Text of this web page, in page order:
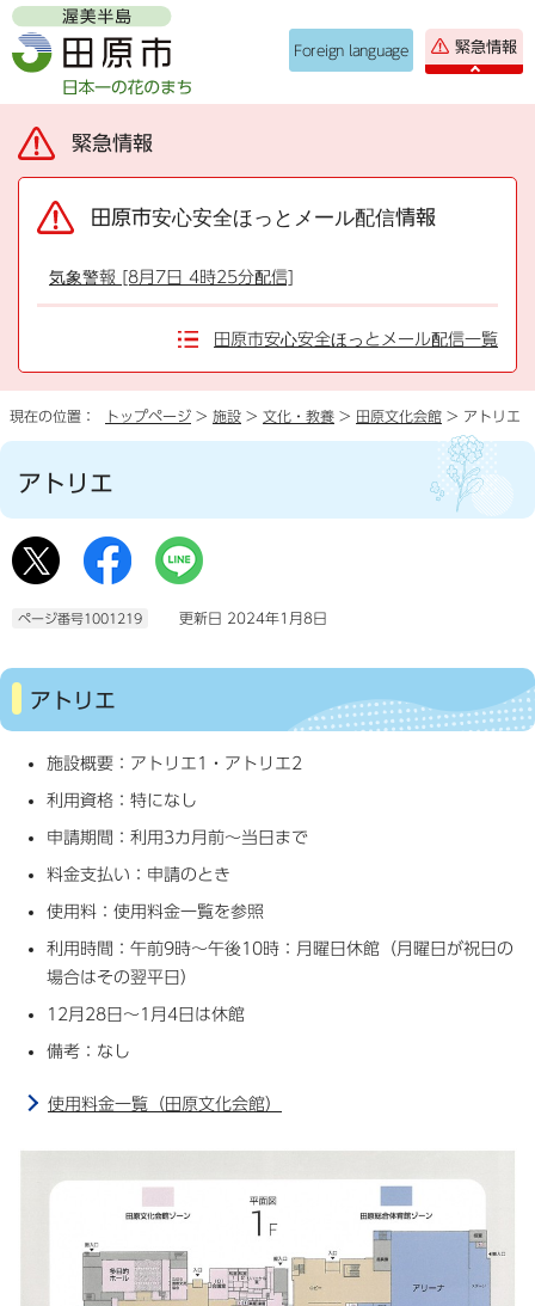
Foreign language 緊急情報
緊急情報
田原市安心安全ほっとメール配信情報
気象警報 [8月7日 4時25分配信]
田原市安心安全ほっとメール配信一覧
現在の位置： トップページ > 施設 > 文化・教養 > 田原文化会館 > アトリエ
アトリエ
ページ番号1001219 更新日 2024年1月8日
アトリエ
施設概要：アトリエ1・アトリエ2
利用資格：特になし
申請期間：利用3カ月前～当日まで
料金支払い：申請のとき
使用料：使用料金一覧を参照
利用時間：午前9時～午後10時：月曜日休館（月曜日が祝日の
場合はその翌平日）
12月28日～1月4日は休館
備考：なし
使用料金一覧（田原文化会館）